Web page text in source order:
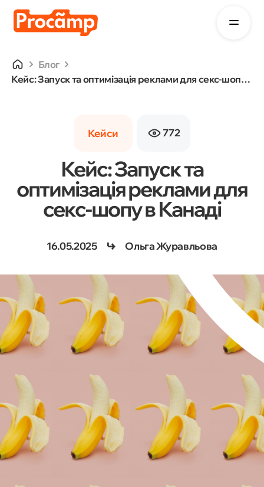
Блог
Кейс: Запуск та оптимізація реклами для секс-шопу в Канаді
Кейси 772
Кейс: Запуск та
оптимізація реклами для
секс-шопу в Канаді
16.05.2025 Ольга Журавльова